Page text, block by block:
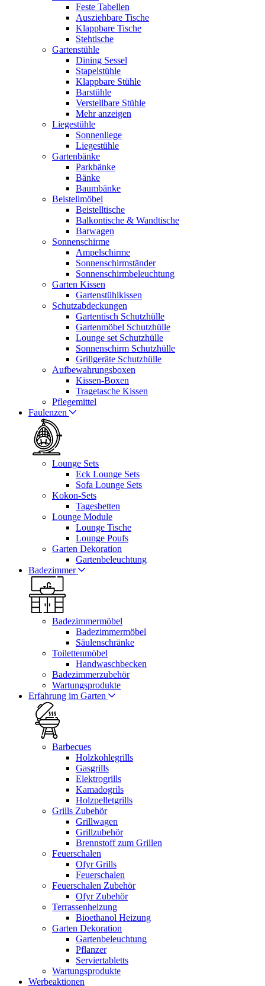
Feste Tabellen
Ausziehbare Tische
Klappbare Tische
Stehtische
Gartenstühle
Dining Sessel
Stapelstühle
Klappbare Stühle
Barstühle
Verstellbare Stühle
Mehr anzeigen
Liegestühle
Sonnenliege
Liegestühle
Gartenbänke
Parkbänke
Bänke
Baumbänke
Beistellmöbel
Beistelltische
Balkontische & Wandtische
Barwagen
Sonnenschirme
Ampelschirme
Sonnenschirmständer
Sonnenschirmbeleuchtung
Garten Kissen
Gartenstühlkissen
Schutzabdeckungen
Gartentisch Schutzhülle
Gartenmöbel Schutzhülle
Lounge set Schutzhülle
Sonnenschirm Schutzhülle
Grillgeräte Schutzhülle
Aufbewahrungsboxen
Kissen-Boxen
Tragetasche Kissen
Pflegemittel
Faulenzen
Lounge Sets
Eck Lounge Sets
Sofa Lounge Sets
Kokon-Sets
Tagesbetten
Lounge Module
Lounge Tische
Lounge Poufs
Garten Dekoration
Gartenbeleuchtung
Badezimmer
Badezimmermöbel
Badezimmermöbel
Säulenschränke
Toilettenmöbel
Handwaschbecken
Badezimmerzubehör
Wartungsprodukte
Erfahrung im Garten
Barbecues
Holzkohlegrills
Gasgrills
Elektrogrills
Kamadogrils
Holzpelletgrills
Grills Zubehör
Grillwagen
Grillzubehör
Brennstoff zum Grillen
Feuerschalen
Ofyr Grills
Feuerschalen
Feuerschalen Zubehör
Ofyr Zubehör
Terrassenheizung
Bioethanol Heizung
Garten Dekoration
Gartenbeleuchtung
Pflanzer
Serviertabletts
Wartungsprodukte
Werbeaktionen